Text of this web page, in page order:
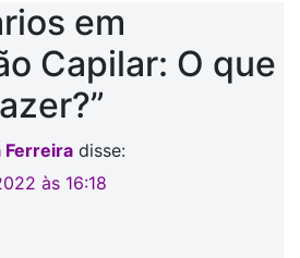
em
Capilar: O que
”
Ferreira disse:
às 16:18